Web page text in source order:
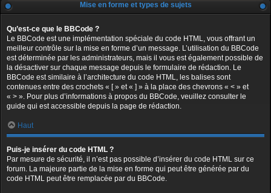
Mise en forme et types de sujets
Qu’est-ce que le BBCode ?
Le BBCode est une implémentation spéciale du code HTML, vous offrant un
meilleur contrôle sur la mise en forme d’un message. L’utilisation du BBCode
est déterminée par les administrateurs, mais il vous est également possible de
la désactiver sur chaque message depuis le formulaire de rédaction. Le
BBCode est similaire à l’architecture du code HTML, les balises sont
contenues entre des crochets « [ » et « ] » à la place des chevrons « < » et
« > ». Pour plus d’informations à propos du BBCode, veuillez consulter le
guide qui est accessible depuis la page de rédaction.
Haut
Puis-je insérer du code HTML ?
Par mesure de sécurité, il n’est pas possible d’insérer du code HTML sur ce
forum. La majeure partie de la mise en forme qui peut être générée par du
code HTML peut être remplacée par du BBCode.